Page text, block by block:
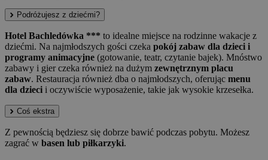
Podróżujesz z dziećmi?
Hotel Bachledówka *** to idealne miejsce na rodzinne wakacje z
dziećmi. Na najmłodszych gości czeka pokój zabaw dla dzieci i
programy animacyjne (gotowanie, teatr, czytanie bajek). Mnóstwo
zabawy i gier czeka również na dużym zewnętrznym placu
zabaw. Restauracja również dba o najmłodszych, oferując menu
dla dzieci i oczywiście wyposażenie, takie jak wysokie krzesełka.
Coś ekstra
Z pewnością będziesz się dobrze bawić podczas pobytu. Możesz
zagrać w basen lub piłkarzyki.